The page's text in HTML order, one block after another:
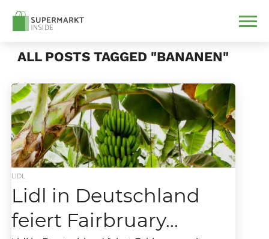
ALL POSTS TAGGED "BANANEN"
LIDL
Lidl in Deutschland
feiert Fairbruary…